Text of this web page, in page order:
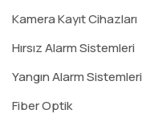
Kamera Kayıt Cihazları
Hırsız Alarm Sistemleri
Yangın Alarm Sistemleri
Fiber Optik